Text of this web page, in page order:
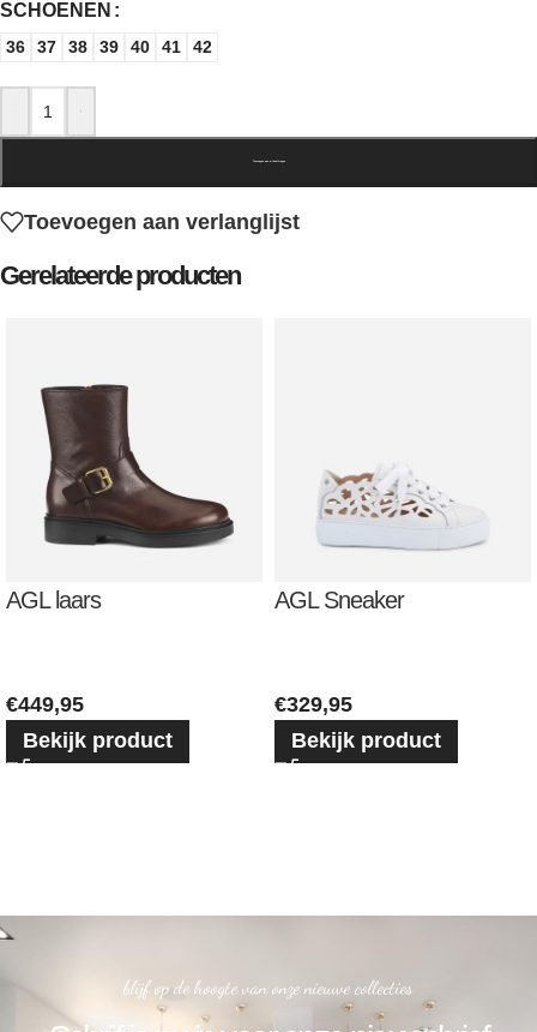
SCHOENEN
36 37 38 39 40 41 42
+
Toevoegen aan winkelwagen
Toevoegen aan verlanglijst
Gerelateerde producten
AGL laars
€449,95
Bekijk product
AGL Sneaker
€329,95
Bekijk product
blijf op de hoogte van onze nieuwe collecties